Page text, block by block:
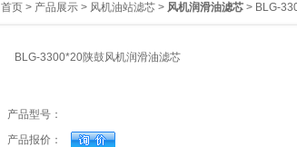
首页 > 产品展示 > 风机油站滤芯 > 风机润滑油滤芯 > BLG-
BLG-3300*20陕鼓风机润滑油滤芯
产品型号：
产品报价：